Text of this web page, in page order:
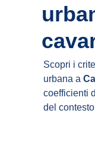
Scopri i
urbana a
coefficienti
del